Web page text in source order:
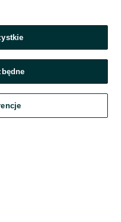
wskazanych powyżej,
w jego aktualnym brzmieniu.